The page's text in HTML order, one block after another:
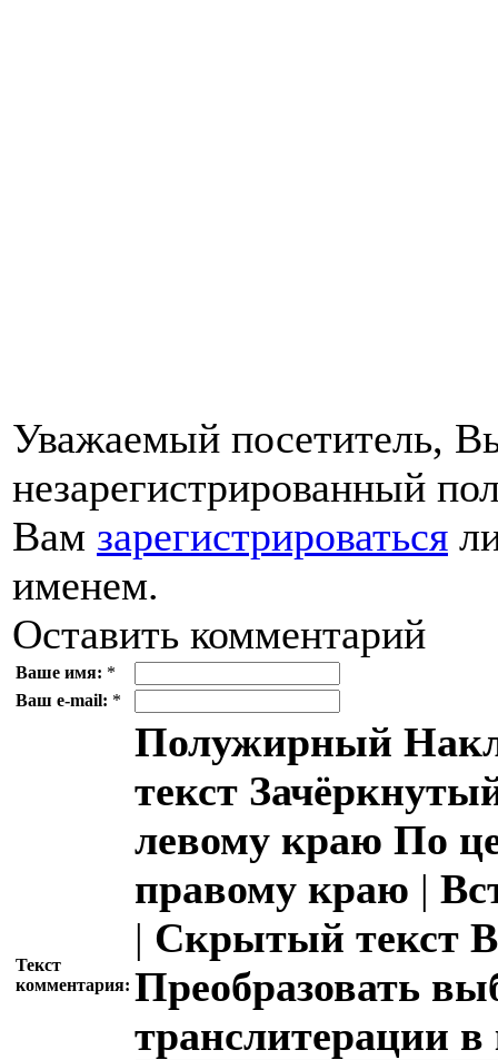
Уважаемый посетитель,
незарегистрированный
Вам зарегистрироваться
именем.
Оставить комментарий
Ваше имя: *
Ваш e-mail: *
Текст
комментария:
Полужирный
текст
левому краю По
правому краю |
| Скрытый текст
Преобразовать
транслитерации